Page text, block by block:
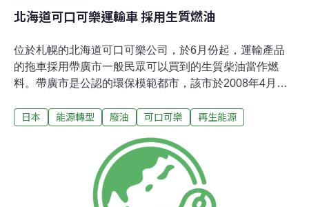
北海道可口可樂運輸車 採用生質燃油
位於札幌的北海道可口可樂公司，於6月份起，運輸產品
的拖車採用帶廣市一般民眾可以買到的生質柴油當作燃
料。帶廣市是公認的環保模範都市，該市於2008年4月起
收的廚餘廢油約14萬公升。目前共有4輛往返帶廣與札幌
成的生質柴油」、再以一定比例添加到一般化工業生產柴
日本 能源轉型 廢油 可口可樂 再生能源